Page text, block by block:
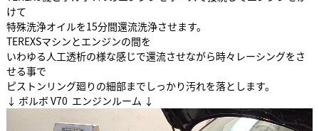
けて
特殊洗浄オイルを15分間還流洗浄させます。
TEREXSマシンとエンジンの間を
いわゆる人工透析の様な感じで還流させながら時々レーシングをさ
せる事で
ピストンリング廻りの細部までしっかり汚れを落とします。
↓ ボルボ V70 エンジンルーム ↓